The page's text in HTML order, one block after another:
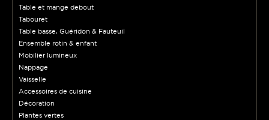
Table et mange debout
Tabouret
Table basse, Guéridon & Fauteuil
Ensemble rotin & enfant
Mobilier lumineux
Nappage
Vaisselle
Accessoires de cuisine
Décoration
Plantes vertes